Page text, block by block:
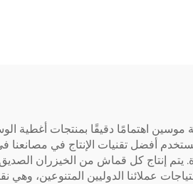
اهتمامًا دقيقًا بمنتجات أغطية
أفضل تقنيات الإنتاج في
يتم إنتاج كل قماش من الخيزران
عملائنا الدوليين